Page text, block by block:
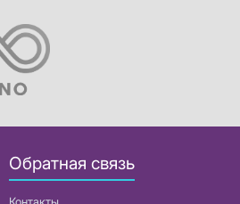
Обратная связь